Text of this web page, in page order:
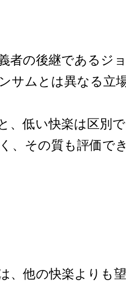
者の後継であるジ
サムとは異なる立
、低い快楽は区別
、その質も評価で
、他の快楽よりも